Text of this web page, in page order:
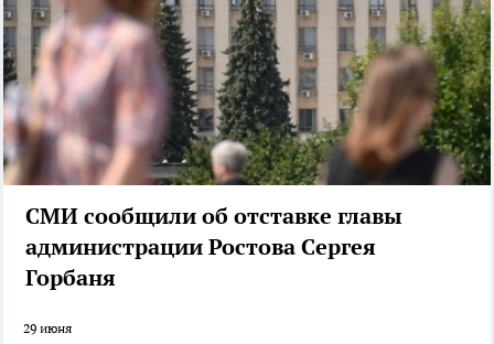
СМИ сообщили об отставке главы
администрации Ростова Сергея
Горбаня
29 июня